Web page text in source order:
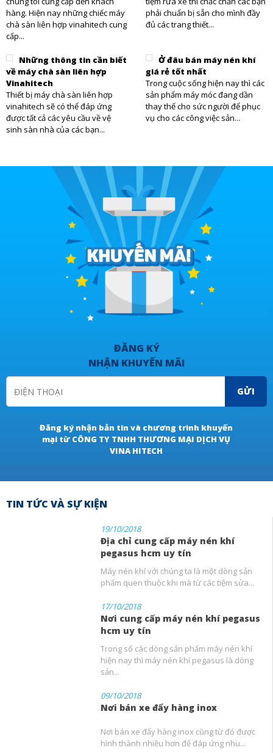
hàng. Hiện nay những chiếc máy
chà sàn liên hợp vinahitech cung
cấp...
phải chuẩn bị sẵn cho mình đầy
đủ các trang thiết...
Những thông tin cần biết
về máy chà sàn liên hợp
Vinahitech
Thiết bị máy chà sàn liên hợp
vinahitech sẽ có thể đáp ứng
được tất cả các yêu cầu về vệ
sinh sàn nhà của các bạn...
Ở đâu bán máy nén khí
giá rẻ tốt nhất
Trong cuộc sống hiện nay thì các
sản phẩm máy móc đang dần
thay thế cho sức người để phục
vụ cho các công việc sản...
ĐĂNG KÝ
NHẬN KHUYẾN MÃI
GỬI
Đăng ký nhận bản tin và chương trình khuyến
mại từ CÔNG TY TNHH THƯƠNG MẠI DỊCH VỤ
VINA HITECH
TIN TỨC VÀ SỰ KIỆN
19/10/2018
Địa chỉ cung cấp máy nén khí
pegasus hcm uy tín
Máy nén khí với chúng ta là một dòng sản
phẩm quen thuộc khi mà từ các tiệm sửa...
17/10/2018
Nơi cung cấp máy nén khí pegasus
hcm uy tín
Trong số các dòng sản phẩm máy nén khí
hiện nay thì máy nén khí pegasus là dòng
sản...
09/10/2018
Nơi bán xe đẩy hàng inox
Nơi bán xe đẩy hàng inox cũng từ đó được
hình thành nhiều hơn để đáp ứng nhu...